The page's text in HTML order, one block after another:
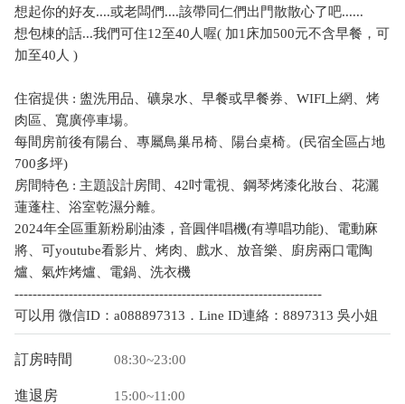
想起你的好友....或老闆們....該帶同仁們出門散散心了吧......
想包棟的話...我們可住12至40人喔( 加1床加500元不含早餐，可
加至40人 )
住宿提供 : 盥洗用品、礦泉水、早餐或早餐券、WIFI上網、烤
肉區、寬廣停車場。
每間房前後有陽台、專屬鳥巢吊椅、陽台桌椅。(民宿全區占地
700多坪)
房間特色 : 主題設計房間、42吋電視、鋼琴烤漆化妝台、花灑
蓮蓬柱、浴室乾濕分離。
2024年全區重新粉刷油漆，音圓伴唱機(有導唱功能)、電動麻
將、可youtube看影片、烤肉、戲水、放音樂、廚房兩口電陶
爐、氣炸烤爐、電鍋、洗衣機
--------------------------------------------------------------------
可以用 微信ID：a088897313．Line ID連絡：8897313 吳小姐
訂房時間 08:30~23:00
進退房 15:00~11:00